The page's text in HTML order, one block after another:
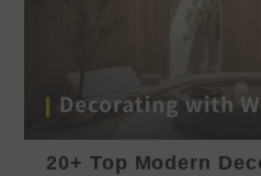
20+ Top Modern